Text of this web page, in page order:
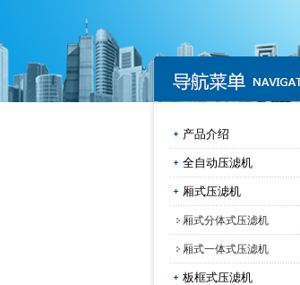
产品介绍
全自动压滤机
厢式压滤机
厢式分体式压滤机
厢式一体式压滤机
板框式压滤机